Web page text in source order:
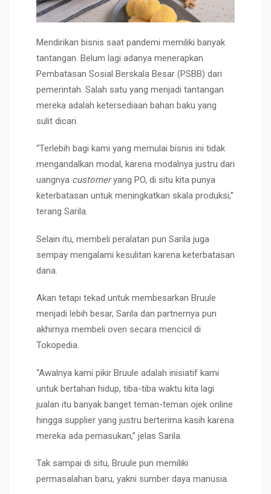
Mendirikan bisnis saat pandemi memiliki banyak
tantangan. Belum lagi adanya menerapkan
Pembatasan Sosial Berskala Besar (PSBB) dari
pemerintah. Salah satu yang menjadi tantangan
mereka adalah ketersediaan bahan baku yang
sulit dicari.
“Terlebih bagi kami yang memulai bisnis ini tidak
mengandalkan modal, karena modalnya justru dari
uangnya customeryang PO, di situ kita punya
keterbatasan untuk meningkatkan skala produksi,”
terang Sarila.
Selain itu, membeli peralatan pun Sarila juga
sempay mengalami kesulitan karena keterbatasan
dana.
Akan tetapi tekad untuk membesarkan Bruule
menjadi lebih besar, Sarila dan partnernya pun
akhirnya membeli oven secara mencicil di
Tokopedia.
“Awalnya kami pikir Bruule adalah inisiatif kami
untuk bertahan hidup, tiba-tiba waktu kita lagi
jualan itu banyak banget teman-teman ojek online
hingga supplier yang justru berterima kasih karena
mereka ada pemasukan,” jelas Sarila.
Tak sampai di situ, Bruule pun memiliki
permasalahan baru, yakni sumber daya manusia.